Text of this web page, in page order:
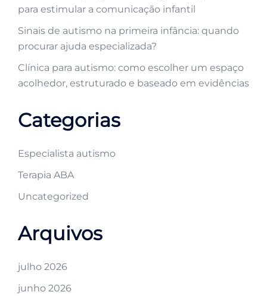
para estimular a comunicação infantil
Sinais de autismo na primeira infância: quando
procurar ajuda especializada?
Clínica para autismo: como escolher um espaço
acolhedor, estruturado e baseado em evidências
Categorias
Especialista autismo
Terapia ABA
Uncategorized
Arquivos
julho 2026
junho 2026